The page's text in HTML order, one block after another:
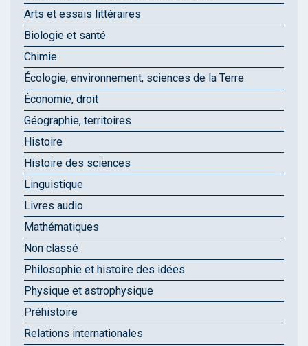
Arts et essais littéraires
Biologie et santé
Chimie
Écologie, environnement, sciences de la Terre
Économie, droit
Géographie, territoires
Histoire
Histoire des sciences
Linguistique
Livres audio
Mathématiques
Non classé
Philosophie et histoire des idées
Physique et astrophysique
Préhistoire
Relations internationales